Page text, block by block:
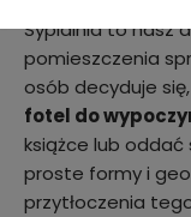
Sypialnia to nasz
pomieszczenia
osób decyduje
fotel do
książce lub oddać
proste formy i
przytłoczenia